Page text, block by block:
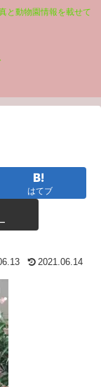
と動物園情報を載せて
はてブ
2021.06.14